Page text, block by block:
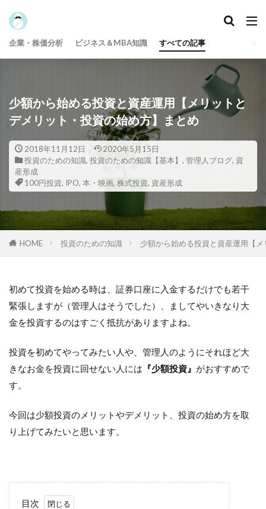
企業・株価分析 ビジネス＆MBA知識 すべての記事
少額から始める投資と資産運用【メリットと
デメリット・投資の始め方】まとめ
2018年11月12日
2020年5月15日
投資のための知識, 投資のための知識【基本】 , 管理人ブログ, 資
産形成
100円投資, IPO, 本・映画, 株式投資, 資産形成
HOME 投資のための知識 少額から始める投資と資産運用【
初めて投資を始める時は、証券口座に入金するだけでも若干
緊張しますが（管理人はそうでした）、ましてやいきなり大
金を投資するのはすごく抵抗がありますよね。
投資を初めてやってみたい人や、管理人のようにそれほど大
きなお金を投資に回せない人には 『少額投資』 がおすすめで
す。
今回は少額投資のメリットやデメリット、投資の始め方を取
り上げてみたいと思います。
目次
タグ
100円投資 投資のための知識【基本】
資格
給付金
米国株 積立投資
株式投資
株主優待
本・映画 日本株
投資用語
投資信託
保険 IPO
企業力指数
企業分析
仮想通貨
京大式よく分かる投資用語解説
中小企業診断士
メンタル・アカウンティング
ポイント投資
ファイナンス公式
ビジネス＆MBA知識
テクニカル分析
ふるさと納税 資産形成